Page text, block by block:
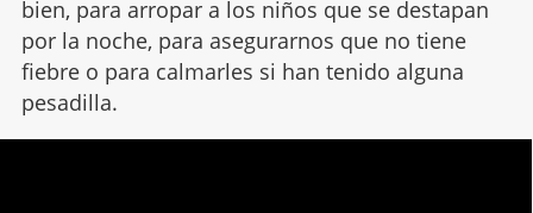
bien, para arropar a los niños que se destapan
por la noche, para asegurarnos que no tiene
fiebre o para calmarles si han tenido alguna
pesadilla.